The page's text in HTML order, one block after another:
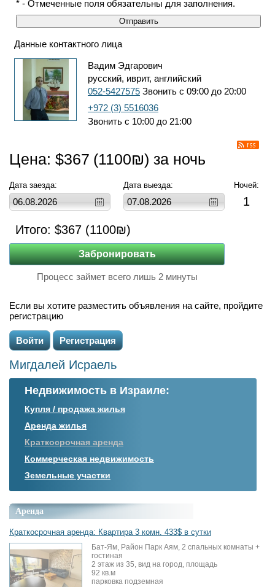
* - Отмеченные поля обязательны для заполнения.
Данные контактного лица
Вадим Эдгарович
русский, иврит, английский
052-5427575 Звонить с 09:00 до 20:00
+972 (3) 5516036
Звонить с 10:00 до 21:00
Цена: $367 (1100₪) за ночь
Дата заезда: Дата выезда: Ночей:
1
Итого: $367 (1100₪)
Процесс займет всего лишь 2 минуты
Если вы хотите разместить объявления на сайте, пройдите
регистрацию
Войти Регистрация
Мигдалей Исраель
Недвижимость в Израиле:
Купля / продажа жилья
Аренда жилья
Краткосрочная аренда
Коммерческая недвижимость
Земельные участки
Аренда
Краткосрочная аренда: Квартира 3 комн. 433$ в сутки
Бат-Ям, Район Парк Аям, 2 спальных комнаты +
гостиная
2 этаж из 35, вид на город, площадь
92 кв.м
парковка подземная